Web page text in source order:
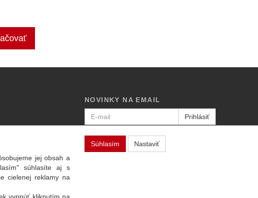
NOVINKY NA EMAIL
Prihlásiť
jej obsah a
súhlasíte aj s
cielenej reklamy na
Súhlasím Nastaviť